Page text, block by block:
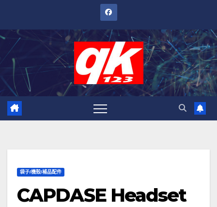
內
袋子/機殼/補品配件
CAPDASE Headset